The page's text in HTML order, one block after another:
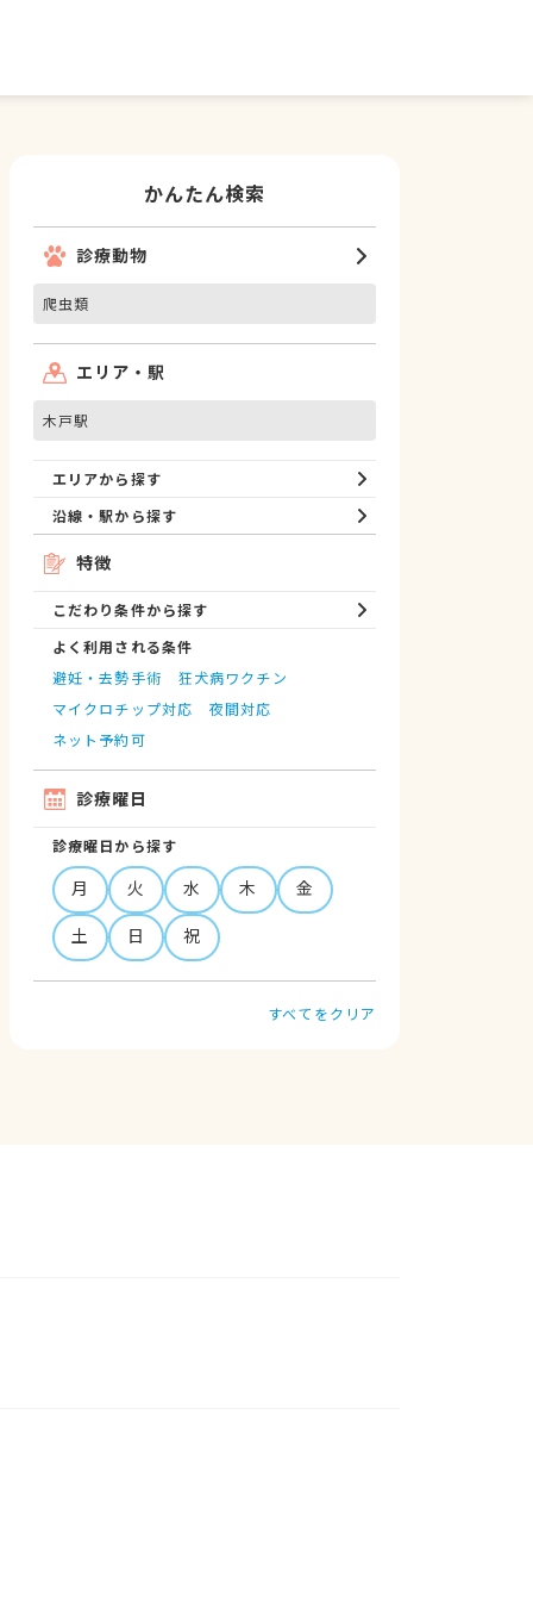
かんたん検索
診療動物
爬虫類
エリア・駅
木戸駅
エリアから探す
沿線・駅から探す
特徴
こだわり条件から探す
よく利用される条件
避妊・去勢手術
狂犬病ワクチン
マイクロチップ対応
夜間対応
ネット予約可
診療曜日
診療曜日から探す
月 火 水 木
金
土
日 祝
すべてをクリア